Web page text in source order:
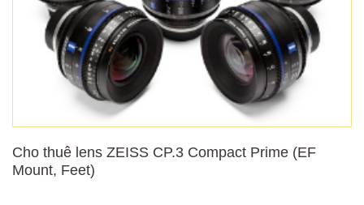
Cho thuê lens ZEISS CP.3 Compact Prime (EF
Mount, Feet)